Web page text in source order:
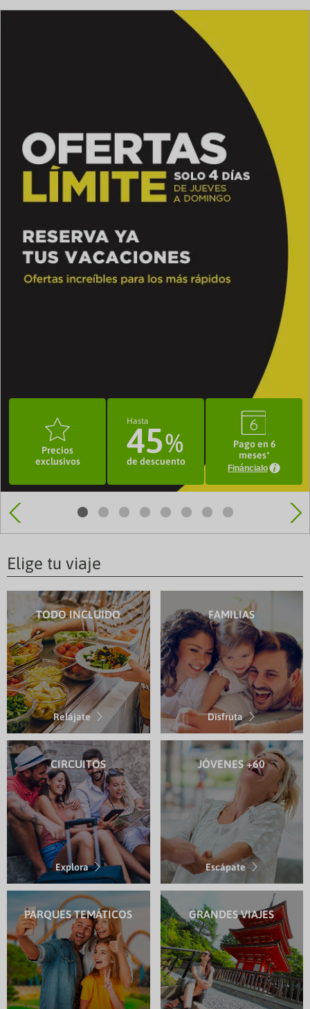
o
Precios
exclusivos
Hasta
45
de descuento
3
Pago en 6
meses*
Fináncialo
Elige tu viaje
TODO INCLUIDO
Relájate
FAMILIAS
Disfruta
CIRCUITOS
Explora
JÓVENES +60
Escápate
PARQUES TEMÁTICOS GRANDES VIAJES